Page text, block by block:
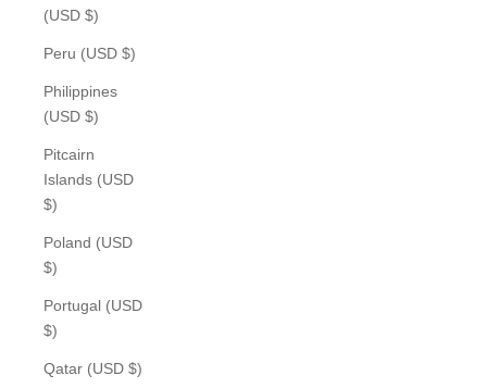
(USD $)
Peru (USD $)
Philippines
(USD $)
Pitcairn
Islands (USD
$)
Poland (USD
$)
Portugal (USD
$)
Qatar (USD $)